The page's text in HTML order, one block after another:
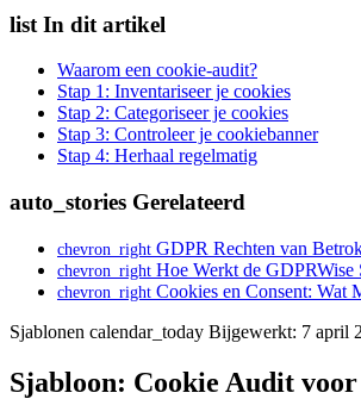
list In dit artikel
Waarom een cookie-audit?
Stap 1: Inventariseer je cookies
Stap 2: Categoriseer je cookies
Stap 3: Controleer je cookiebanner
Stap 4: Herhaal regelmatig
auto_stories Gerelateerd
chevron_right GDPR Rechten van
chevron_right Hoe Werkt de GDPRWise
chevron_right Cookies en Consent: Wat
Sjablonen calendar_today Bijgewerkt: 7 april
Sjabloon: Cookie Audit